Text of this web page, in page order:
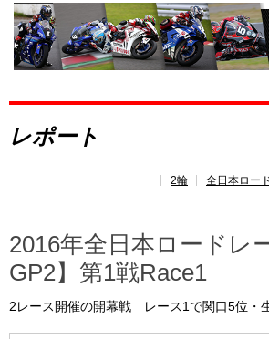
トップ
全日本ロードレース選手権とは?
レポート
速報
ポイント ランキング
レポート
2輪
全日本ロー
2016年全日本ロードレ
GP2】第1戦Race1
2レース開催の開幕戦 レース1で関口5位・